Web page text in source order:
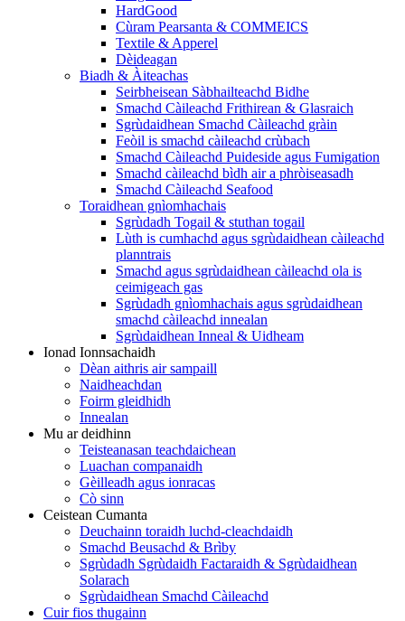
HardGood
Cùram Pearsanta & COMMEICS
Textile & Apperel
Dèideagan
Biadh & Àiteachas
Seirbheisean Sàbhailteachd Bidhe
Smachd Càileachd Frithirean & Glasraich
Sgrùdaidhean Smachd Càileachd gràin
Feòil is smachd càileachd crùbach
Smachd Càileachd Puideside agus Fumigation
Smachd càileachd bìdh air a phròiseasadh
Smachd Càileachd Seafood
Toraidhean gnìomhachais
Sgrùdadh Togail & stuthan togail
Lùth is cumhachd agus sgrùdaidhean càileachd
planntrais
Smachd agus sgrùdaidhean càileachd ola is
ceimigeach gas
Sgrùdadh gnìomhachais agus sgrùdaidhean
smachd càileachd innealan
Sgrùdaidhean Inneal & Uidheam
Ionad Ionnsachaidh
Dèan aithris air sampaill
Naidheachdan
Foirm gleidhidh
Innealan
Mu ar deidhinn
Teisteanasan teachdaichean
Luachan companaidh
Gèilleadh agus ionracas
Cò sinn
Ceistean Cumanta
Deuchainn toraidh luchd-cleachdaidh
Smachd Beusachd & Brìby
Sgrùdadh Sgrùdaidh Factaraidh & Sgrùdaidhean
Solarach
Sgrùdaidhean Smachd Càileachd
Cuir fios thugainn